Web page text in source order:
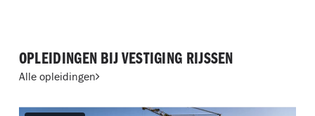
OPLEIDINGEN BIJ VESTIGING RIJSSEN
Alle opleidingen